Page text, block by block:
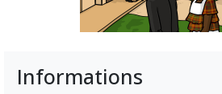
Informations